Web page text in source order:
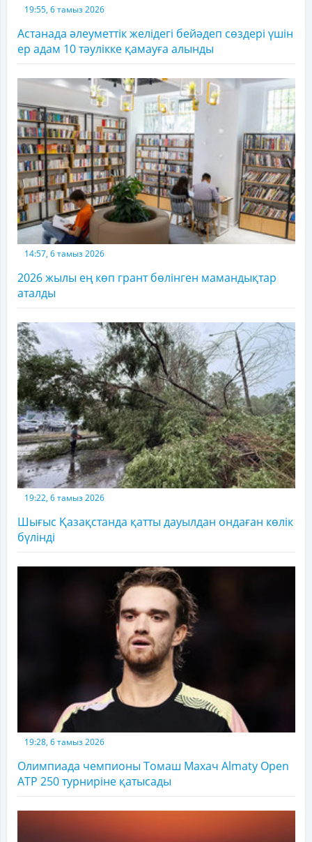
19:55, 6 тамыз 2026
Астанада әлеуметтік желідегі бейәдеп сөздері үшін
ер адам 10 тәулікке қамауға алынды
14:57, 6 тамыз 2026
2026 жылы ең көп грант бөлінген мамандықтар
аталды
19:22, 6 тамыз 2026
Шығыс Қазақстанда қатты дауылдан ондаған көлік
бүлінді
19:28, 6 тамыз 2026
Олимпиада чемпионы Томаш Махач Almaty Open
ATP 250 турниріне қатысады